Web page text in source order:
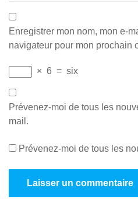
Enregistrer mon nom, mon e-
navigateur pour mon prochain
× 6 = six
Prévenez-moi de tous les
mail.
Prévenez-moi de tous les